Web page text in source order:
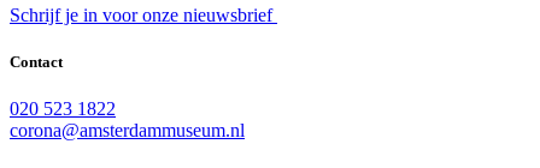
Schrijf je in voor onze nieuwsbrief
Contact
020 523 1822
corona@amsterdammuseum.nl